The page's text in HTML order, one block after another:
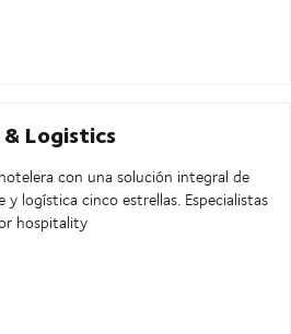
Logistics
con una solución integral de
y logística cinco estrellas. Especialistas
hospitality